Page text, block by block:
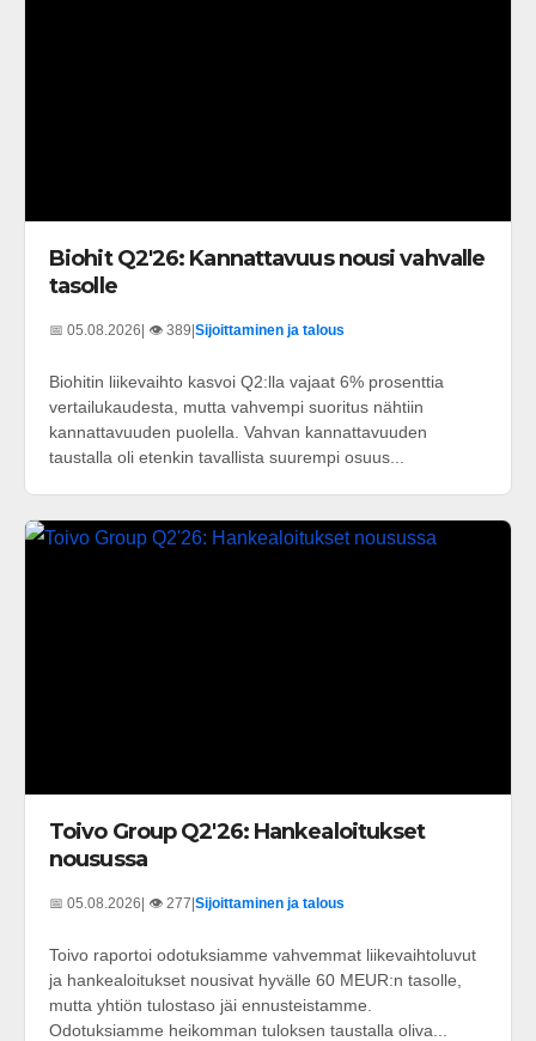
Biohit Q2'26: Kannattavuus nousi vahvalle
tasolle
📅 05.08.2026 | 👁️ 389 Sijoittaminen ja talous
Biohitin liikevaihto kasvoi Q2:lla vajaat 6% prosenttia
vertailukaudesta, mutta vahvempi suoritus nähtiin
kannattavuuden puolella. Vahvan kannattavuuden
taustalla oli etenkin tavallista suurempi osuus...
Toivo Group Q2'26: Hankealoitukset
nousussa
📅 05.08.2026| 👁️ 277|Sijoittaminen ja talous
Toivo raportoi odotuksiamme vahvemmat liikevaihtoluvut
ja hankealoitukset nousivat hyvälle 60 MEUR:n tasolle,
mutta yhtiön tulostaso jäi ennusteistamme.
Odotuksiamme heikomman tuloksen taustalla oliva...